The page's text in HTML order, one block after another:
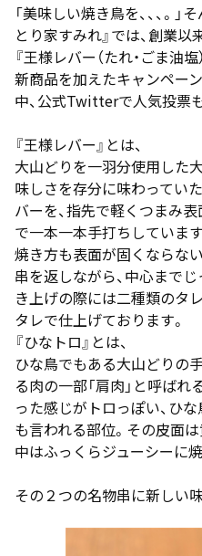
「美味しい焼き鳥を、、、。
とり家すみれ』では、創業
『王様レバー（たれ・ごま油塩
新商品を加えたキャンペー
中、公式Twitterで人気投票
『王様レバー』とは、
大山どりを一羽分使用した
味しさを存分に味わってい
バーを、指先で軽くつまみ
で一本一本手打ちしています
焼き方も表面が固くならな
串を返しながら、中心まで
き上げの際には二種類のタ
タレで仕上げております。
『ひなトロ』とは、
ひな鳥でもある大山どりの
る肉の一部「肩肉」と呼ば
った感じがトロっぽい、ひ
も言われる部位。その皮面
中はふっくらジューシーに
その２つの名物串に新しい